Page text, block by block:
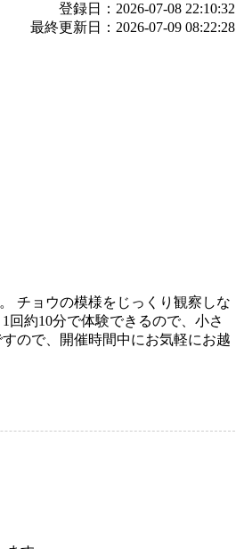
登録日：2026-07-08 22:10:32
最終更新日：2026-07-09 08:22:28
チョウの模様をじっくり観察しな
約10分で体験できるので、小さ
ので、開催時間中にお気軽にお越